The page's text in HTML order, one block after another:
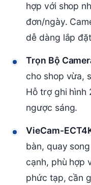
hợp với shop
đơn/ngày.
dễ dàng lắp
Trọn Bộ
cho shop vừa,
Hỗ trợ ghi hình
ngược sáng.
VieCam-
bàn, quay
cạnh, phù hợp
phức tạp, cần